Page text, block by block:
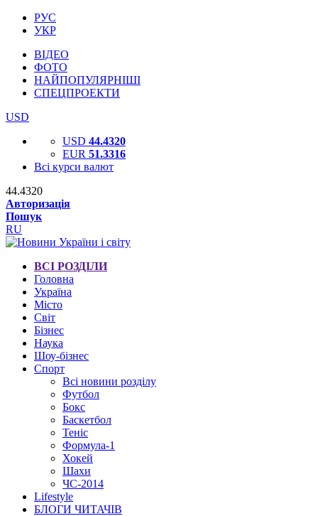
РУС
УКР
ВІДЕО
ФОТО
НАЙПОПУЛЯРНІШІ
СПЕЦПРОЕКТИ
USD
USD 44.4320
EUR 51.3316
Всі курси валют
44.4320
Авторизація
Пошук
RU
ВСІ РОЗДІЛИ
Головна
Україна
Місто
Світ
Бізнес
Наука
Шоу-бізнес
Спорт
Всі новини розділу
Футбол
Бокс
Баскетбол
Теніс
Формула-1
Хокей
Шахи
ЧС-2014
Lifestyle
БЛОГИ ЧИТАЧІВ